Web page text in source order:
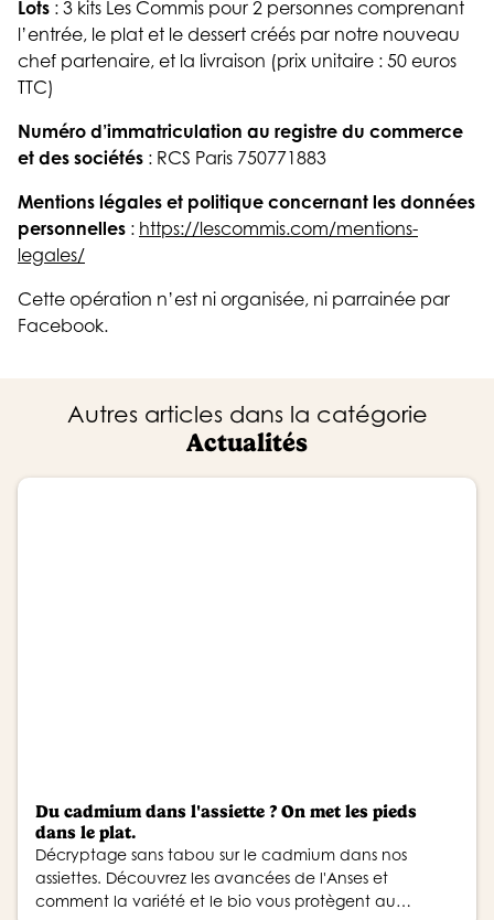
Lots : 3 kits Les Commis pour 2 personnes comprenant
l’entrée, le plat et le dessert créés par notre nouveau
chef partenaire, et la livraison (prix unitaire : 50 euros
TTC)
Numéro d’immatriculation au registre du commerce
et des sociétés : RCS Paris 750771883
Mentions légales et politique concernant les données
personnelles : https://lescommis.com/mentions-
legales/
Cette opération n’est ni organisée, ni parrainée par
Facebook.
Autres articles dans la catégorie
Actualités
Du cadmium dans l'assiette ? On met les pieds
dans le plat.
Décryptage sans tabou sur le cadmium dans nos
assiettes. Découvrez les avancées de l'Anses et
comment la variété et le bio vous protègent au